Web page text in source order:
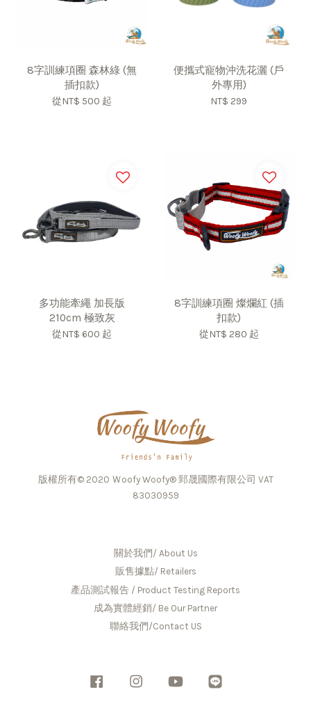
8字訓練項圈 森林綠 (無
插扣款)
從NT$ 500 起
便攜式寵物沖洗花灑 (戶
外專用)
NT$ 299
多功能牽繩 加長版
210cm 極致灰
從NT$ 600 起
8字訓練項圈 燦爛紅 (插
扣款)
從NT$ 280 起
版權所有© 2020 Ｗoofy Woofy® 郅晟國際有限公司 VAT
83030959
關於我們/ About Us
販售據點/ Retailers
產品測試報告 / Product Testing Reports
成為實體經銷/ Be Our Partner
聯絡我們/Contact US
Facebook Instagram YouTube